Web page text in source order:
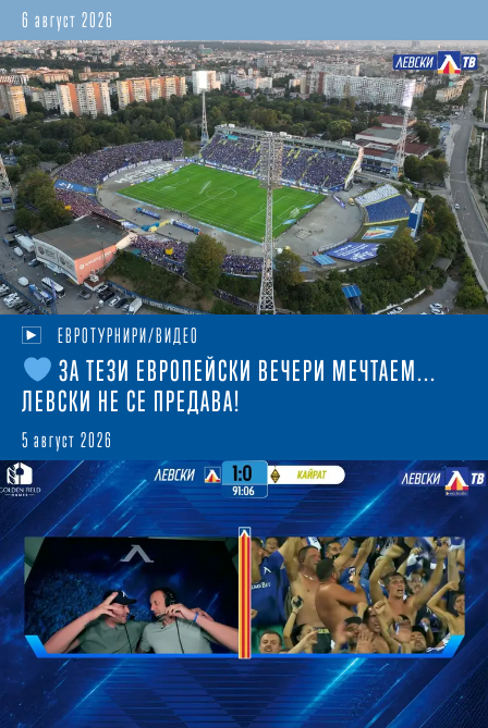
6 август 2026
ЕВРОТУРНИРИ/ВИДЕО
ЗА ТЕЗИ ЕВРОПЕЙСКИ ВЕЧЕРИ МЕЧТАЕМ...
ЛЕВСКИ НЕ СЕ ПРЕДАВА!
5 август 2026